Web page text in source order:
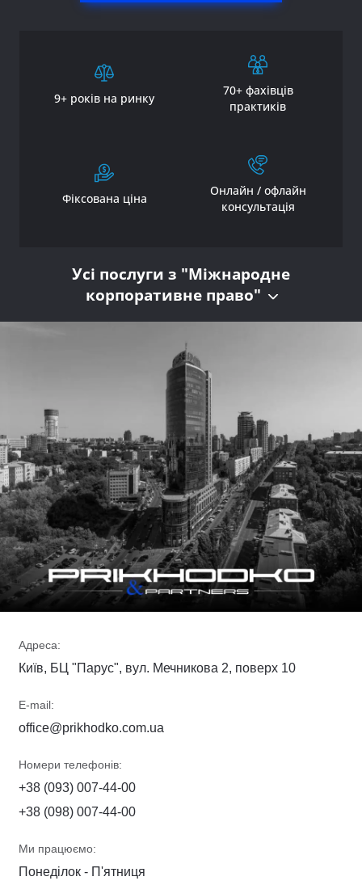
9+ років на ринку
70+ фахівців
практиків
Фіксована ціна
Онлайн / офлайн
консультація
Усі послуги з "Міжнародне
корпоративне право"
Адреса:
Київ, БЦ "Парус", вул. Мечникова 2, поверх 10
E-mail:
office@prikhodko.com.ua
Номери телефонів:
+38 (093) 007-44-00
+38 (098) 007-44-00
Ми працюємо:
Понеділок - П'ятниця